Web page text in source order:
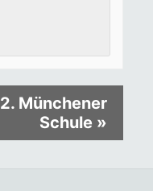
2. Münchener
Schule »